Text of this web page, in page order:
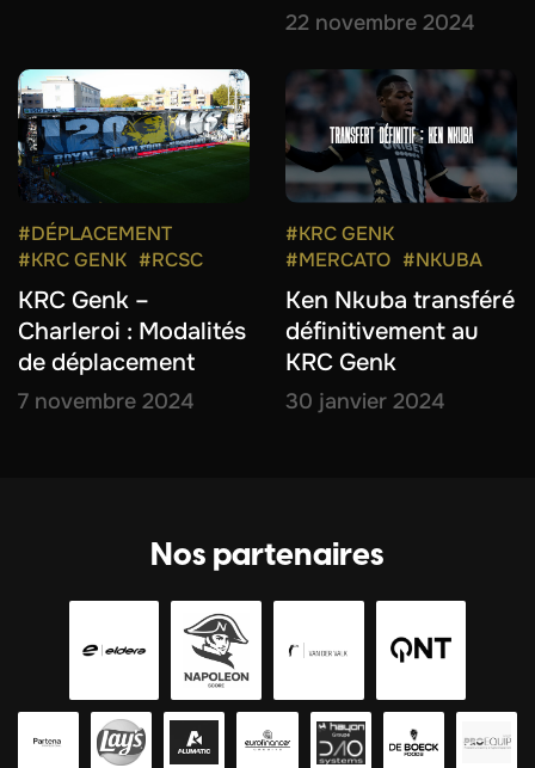
22 novembre 2024
#DÉPLACEMENT
#KRC GENK #RCSC
KRC Genk –
Charleroi : Modalités
de déplacement
7 novembre 2024
#KRC GENK
#MERCATO #NKUBA
Ken Nkuba transféré
définitivement au
KRC Genk
30 janvier 2024
Nos partenaires